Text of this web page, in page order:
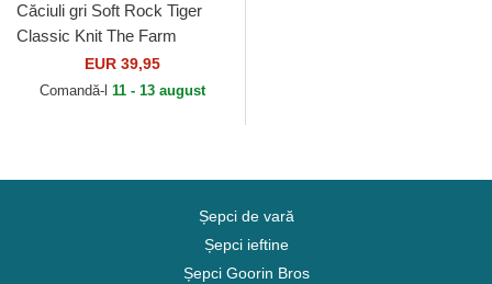
Căciuli gri Soft Rock Tiger
Classic Knit The Farm
Goorin Bros.EUR 39,95
Comandă-l 11 - 13 august
Șepci de vară
Șepci ieftine
Șepci Goorin Bros